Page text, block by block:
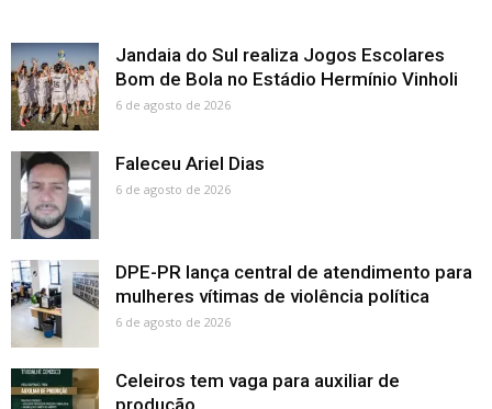
Jandaia do Sul realiza Jogos Escolares
Bom de Bola no Estádio Hermínio Vinholi
6 de agosto de 2026
Faleceu Ariel Dias
6 de agosto de 2026
DPE-PR lança central de atendimento para
mulheres vítimas de violência política
6 de agosto de 2026
Celeiros tem vaga para auxiliar de
produção